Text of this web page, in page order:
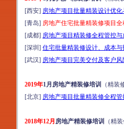
[西安] 房地产项目批量精装设计优
[青岛] 房地产住宅批量精装修项目
[成都] 房地产项目精装修全程管控
[深圳] 住宅批量精装修设计、成本
[武汉] 房地产项目完美交付及客户
2019年1月房地产精装修培训
（精装
[北京] 房地产项目批量精装修全程
2018年12月 房地产精装修培训
（精